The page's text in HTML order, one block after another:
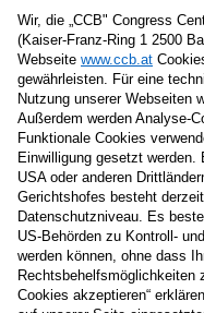
Vorname
Nachname
E-Mail
Ja , ich erlaube, dass
Name undE-Mail-Adresse